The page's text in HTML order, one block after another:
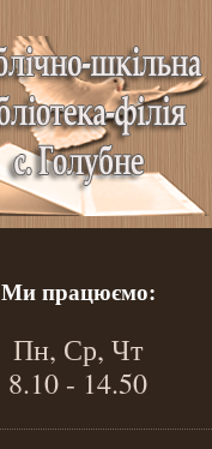
Ми працюємо:
Пн, Ср, Чт
8.10 - 14.50